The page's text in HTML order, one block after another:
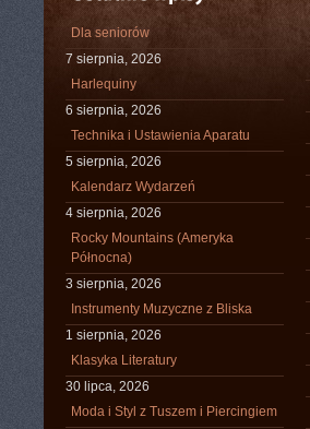
Dla seniorów
7 sierpnia, 2026
Harlequiny
6 sierpnia, 2026
Technika i Ustawienia Aparatu
5 sierpnia, 2026
Kalendarz Wydarzeń
4 sierpnia, 2026
Rocky Mountains (Ameryka
Północna)
3 sierpnia, 2026
Instrumenty Muzyczne z Bliska
1 sierpnia, 2026
Klasyka Literatury
30 lipca, 2026
Moda i Styl z Tuszem i Piercingiem